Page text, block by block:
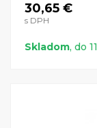
30,65 €
s DPH
Skladom, do